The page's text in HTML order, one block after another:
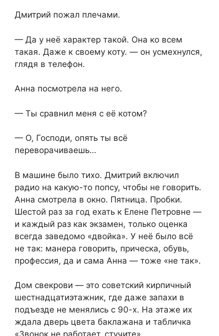
Дмитрий пожал плечами.
— Да у неё характер такой. Она ко всем
такая. Даже к своему коту. — он усмехнулся,
глядя в телефон.
Анна посмотрела на него.
— Ты сравнил меня с её котом?
— О, Господи, опять ты всё
переворачиваешь…
В машине было тихо. Дмитрий включил
радио на какую-то попсу, чтобы не говорить.
Анна смотрела в окно. Пятница. Пробки.
Шестой раз за год ехать к Елене Петровне —
и каждый раз как экзамен, только оценка
всегда заведомо «двойка». У неё было всё
не так: манера говорить, прическа, обувь,
профессия, да и сама Анна — тоже «не так».
Дом свекрови — это советский кирпичный
шестнадцатиэтажник, где даже запахи в
подъезде не менялись с 90-х. На этаже их
ждала дверь цвета баклажана и табличка
«Звонок не работает, стучите».